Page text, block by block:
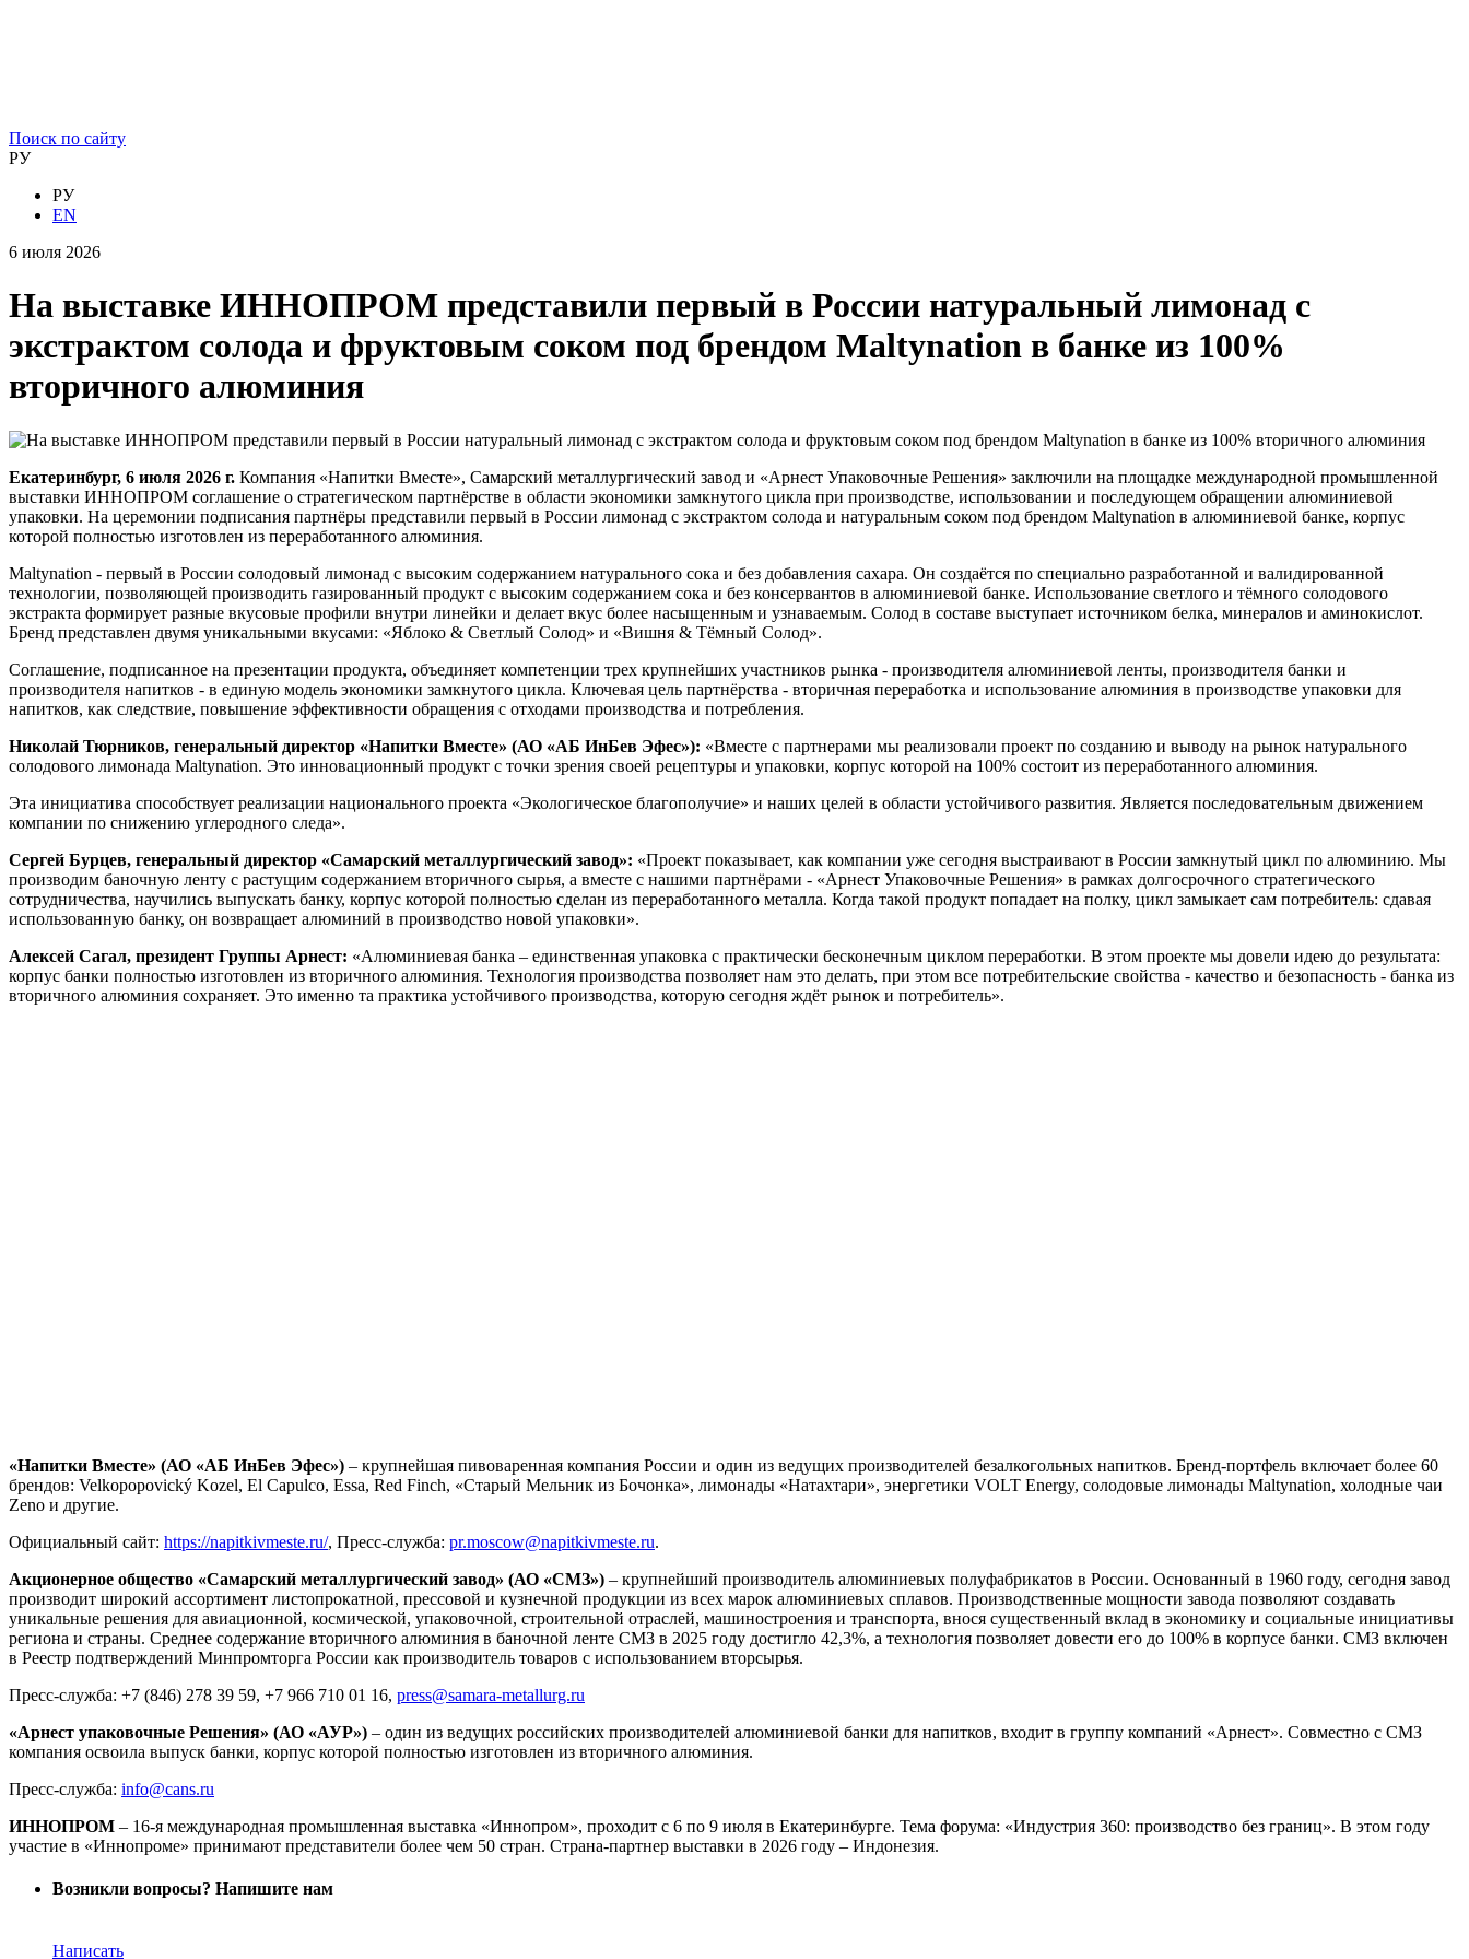
Поиск по сайту
РУ
РУ
EN
6 июля 2026
На выставке ИННОПРОМ представили первый в России натуральный лимонад с
экстрактом солода и фруктовым соком под брендом Maltynation в банке из 100%
вторичного алюминия
Екатеринбург, 6 июля 2026 г. Компания «Напитки Вместе», Самарский металлургический завод и «Арнест Упаковочные Решения» заключили на площадке международной промышленной
выставки ИННОПРОМ соглашение о стратегическом партнёрстве в области экономики замкнутого цикла при производстве, использовании и последующем обращении алюминиевой
упаковки. На церемонии подписания партнёры представили первый в России лимонад с экстрактом солода и натуральным соком под брендом Maltynation в алюминиевой банке, корпус
которой полностью изготовлен из переработанного алюминия.
Maltynation - первый в России солодовый лимонад с высоким содержанием натурального сока и без добавления сахара. Он создаётся по специально разработанной и валидированной
технологии, позволяющей производить газированный продукт с высоким содержанием сока и без консервантов в алюминиевой банке. Использование светлого и тёмного солодового
экстракта формирует разные вкусовые профили внутри линейки и делает вкус более насыщенным и узнаваемым. Солод в составе выступает источником белка, минералов и аминокислот.
Бренд представлен двумя уникальными вкусами: «Яблоко & Светлый Солод» и «Вишня & Тёмный Солод».
Соглашение, подписанное на презентации продукта, объединяет компетенции трех крупнейших участников рынка - производителя алюминиевой ленты, производителя банки и
производителя напитков - в единую модель экономики замкнутого цикла. Ключевая цель партнёрства - вторичная переработка и использование алюминия в производстве упаковки для
напитков, как следствие, повышение эффективности обращения с отходами производства и потребления.
Николай Тюрников, генеральный директор «Напитки Вместе» (АО «АБ ИнБев Эфес»): «Вместе с партнерами мы реализовали проект по созданию и выводу на рынок натурального
солодового лимонада Maltynation. Это инновационный продукт с точки зрения своей рецептуры и упаковки, корпус которой на 100% состоит из переработанного алюминия.
Эта инициатива способствует реализации национального проекта «Экологическое благополучие» и наших целей в области устойчивого развития. Является последовательным движением
компании по снижению углеродного следа».
Сергей Бурцев, генеральный директор «Самарский металлургический завод»: «Проект показывает, как компании уже сегодня выстраивают в России замкнутый цикл по алюминию. Мы
производим баночную ленту с растущим содержанием вторичного сырья, а вместе с нашими партнёрами - «Арнест Упаковочные Решения» в рамках долгосрочного стратегического
сотрудничества, научились выпускать банку, корпус которой полностью сделан из переработанного металла. Когда такой продукт попадает на полку, цикл замыкает сам потребитель: сдавая
использованную банку, он возвращает алюминий в производство новой упаковки».
Алексей Сагал, президент Группы Арнест: «Алюминиевая банка – единственная упаковка с практически бесконечным циклом переработки. В этом проекте мы довели идею до результата:
корпус банки полностью изготовлен из вторичного алюминия. Технология производства позволяет нам это делать, при этом все потребительские свойства - качество и безопасность - банка из
вторичного алюминия сохраняет. Это именно та практика устойчивого производства, которую сегодня ждёт рынок и потребитель».
«Напитки Вместе» (АО «АБ ИнБев Эфес») – крупнейшая пивоваренная компания России и один из ведущих производителей безалкогольных напитков. Бренд-портфель включает более 60
брендов: Velkopopovický Kozel, El Capulco, Essa, Red Finch, «Старый Мельник из Бочонка», лимонады «Натахтари», энергетики VOLT Energy, солодовые лимонады Maltynation, холодные чаи
Zeno и другие.
Официальный сайт: https://napitkivmeste.ru/, Пресс-служба: pr.moscow@napitkivmeste.ru.
Акционерное общество «Самарский металлургический завод» (АО «СМЗ») – крупнейший производитель алюминиевых полуфабрикатов в России. Основанный в 1960 году, сегодня завод
производит широкий ассортимент листопрокатной, прессовой и кузнечной продукции из всех марок алюминиевых сплавов. Производственные мощности завода позволяют создавать
уникальные решения для авиационной, космической, упаковочной, строительной отраслей, машиностроения и транспорта, внося существенный вклад в экономику и социальные инициативы
региона и страны. Среднее содержание вторичного алюминия в баночной ленте СМЗ в 2025 году достигло 42,3%, а технология позволяет довести его до 100% в корпусе банки. СМЗ включен
в Реестр подтверждений Минпромторга России как производитель товаров с использованием вторсырья.
Пресс-служба: +7 (846) 278 39 59, +7 966 710 01 16, press@samara-metallurg.ru
«Арнест упаковочные Решения» (АО «АУР») – один из ведущих российских производителей алюминиевой банки для напитков, входит в группу компаний «Арнест». Совместно с СМЗ
компания освоила выпуск банки, корпус которой полностью изготовлен из вторичного алюминия.
Пресс-служба: info@cans.ru
ИННОПРОМ – 16-я международная промышленная выставка «Иннопром», проходит с 6 по 9 июля в Екатеринбурге. Тема форума: «Индустрия 360: производство без границ». В этом году
участие в «Иннопроме» принимают представители более чем 50 стран. Страна-партнер выставки в 2026 году – Индонезия.
Возникли вопросы? Напишите нам
Написать